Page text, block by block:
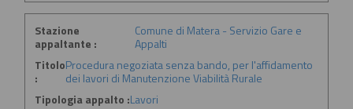
Stazione
appaltante :
Comune di Matera - Servizio Gare e
Appalti
Titolo
:
Procedura negoziata senza bando, per l'affidamento
dei lavori di Manutenzione Viabilità Rurale
Tipologia appalto :Lavori